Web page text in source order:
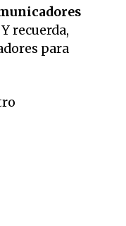
Y recuerda,
para